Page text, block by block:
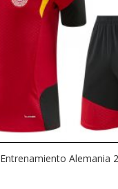
Alemania